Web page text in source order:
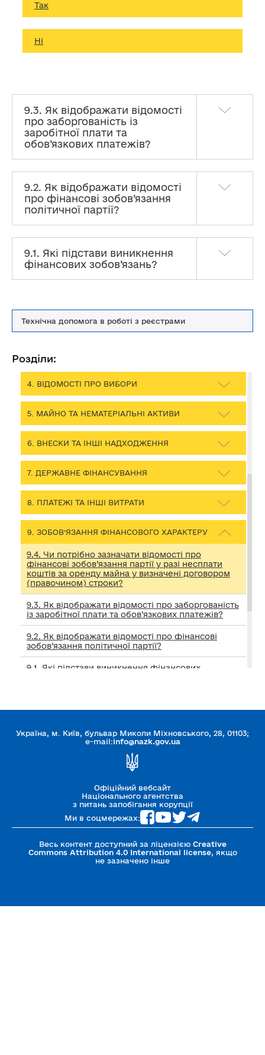
Технічна допомога в роботі з реєстрами
Розділи:
Роз’яснення Закону України «Про політичні партії в
Україні» стосовно фінансування та подання звітності
політичних партій до Реєстру POLITDATA
ПЕРЕЛІК СКОРОЧЕНЬ
1. ЗАГАЛЬНІ ПИТАННЯ ПОДАННЯ ЗВІТНОСТІ
ДО РЕЄСТРУ
2. КОЛИ, ЯК І В ЯКОМУ ВИГЛЯДІ ПОДАЄТЬСЯ
УТВОРЕННЯ
4. ВІДОМОСТІ ПРО ВИБОРИ
5. МАЙНО ТА НЕМАТЕРІАЛЬНІ АКТИВИ
6. ВНЕСКИ ТА ІНШІ НАДХОДЖЕННЯ
7. ДЕРЖАВНЕ ФІНАНСУВАННЯ
8. ПЛАТЕЖІ ТА ІНШІ ВИТРАТИ
9. ЗОБОВ’ЯЗАННЯ ФІНАНСОВОГО ХАРАКТЕРУ
9.4. Чи потрібно зазначати відомості про
фінансові зобов’язання партії у разі несплати
коштів за оренду майна у визначені договором
(правочином) строки?
9.3. Як відображати відомості про заборгованість
із заробітної плати та обов’язкових платежів?
9.2. Як відображати відомості про фінансові
зобов’язання політичної партії?
9.1. Які підстави виникнення фінансових
11. ВІДПОВІДАЛЬНІСТЬ
12. ЯК ПІДВИЩИТИ ДОБРОЧЕСНІСТЬ
Так
Ні
9.3. Як відображати відомості
про заборгованість із
заробітної плати та
обов’язкових платежів?
9.2. Як відображати відомості
про фінансові зобов’язання
політичної партії?
9.1. Які підстави виникнення
фінансових зобов’язань?
Україна, м. Київ, бульвар Миколи Міхновського, 28, 01103;
e-mail:info@nazk.gov.ua
Офіційний вебсайт
Національного агентства
з питань запобігання корупції
Ми в соцмережах:
Весь контент доступний за ліцензією Creative
Commons Attribution 4.0 International license, якщо
не зазначено інше